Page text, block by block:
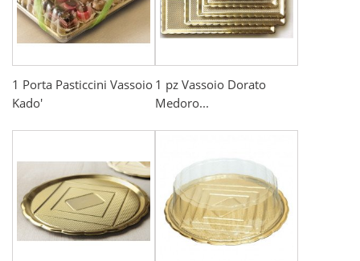
1 Porta Pasticcini Vassoio
Kado'
1 pz Vassoio Dorato
Medoro...